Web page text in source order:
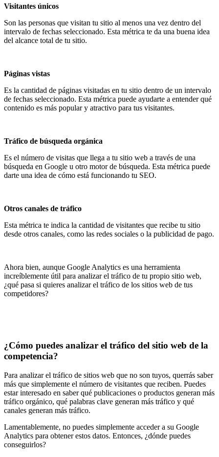
Visitantes únicos
Son las personas que visitan tu sitio al menos una vez dentro del
intervalo de fechas seleccionado. Esta métrica te da una buena idea
del alcance total de tu sitio.
Páginas vistas
Es la cantidad de páginas visitadas en tu sitio dentro de un intervalo
de fechas seleccionado. Esta métrica puede ayudarte a entender qué
contenido es más popular y atractivo para tus visitantes.
Tráfico de búsqueda orgánica
Es el número de visitas que llega a tu sitio web a través de una
búsqueda en Google u otro motor de búsqueda. Esta métrica puede
darte una idea de cómo está funcionando tu SEO.
Otros canales de tráfico
Esta métrica te indica la cantidad de visitantes que recibe tu sitio
desde otros canales, como las redes sociales o la publicidad de pago.
Ahora bien, aunque Google Analytics es una herramienta
increíblemente útil para analizar el tráfico de tu propio sitio web,
¿qué pasa si quieres analizar el tráfico de los sitios web de tus
competidores?
¿Cómo puedes analizar el tráfico del sitio web de la
competencia?
Para analizar el tráfico de sitios web que no son tuyos, querrás saber
más que simplemente el número de visitantes que reciben. Puedes
estar interesado en saber qué publicaciones o productos generan más
tráfico orgánico, qué palabras clave generan más tráfico y qué
canales generan más tráfico.
Lamentablemente, no puedes simplemente acceder a su Google
Analytics para obtener estos datos. Entonces, ¿dónde puedes
conseguirlos?